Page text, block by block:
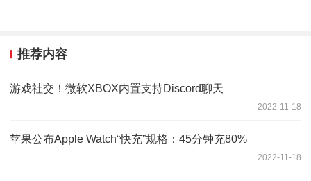
推荐内容
游戏社交！微软XBOX内置支持Discord聊天
2022-11-18
苹果公布Apple Watch“快充”规格：45分钟充80%
2022-11-18